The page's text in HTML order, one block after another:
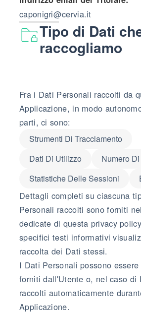
caponigri@cervia.it
Tipo di Dati
raccogliamo
Fra i Dati Personali raccolti da
Applicazione, in modo
parti, ci sono:
Strumenti Di Tracciamento
Dati Di Utilizzo
Numero
Statistiche Delle Sessioni
Dettagli completi su ciascuna
Personali raccolti sono forniti
dedicate di questa privacy
specifici testi informativi
raccolta dei Dati stessi.
I Dati Personali possono
forniti dall'Utente o, nel caso di
raccolti automaticamente
Applicazione.